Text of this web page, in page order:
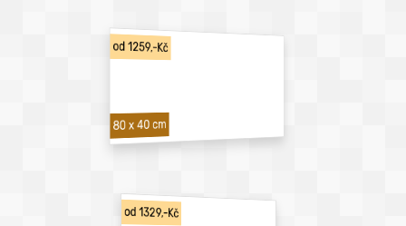
od 1259,-Kč
80 x 40 cm
od 1329,-Kč